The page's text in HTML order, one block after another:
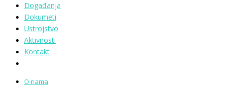
Događanja
Dokumeti
Ustrojstvo
Aktivnosti
Kontakt
O nama